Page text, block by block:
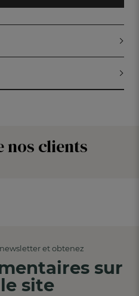
nos clients
et obtenez
sur
site